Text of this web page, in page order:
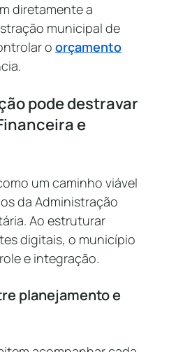
diretamente a
municipal de
o orçamento
pode destravar
e
um caminho viável
da Administração
Ao estruturar
digitais, o município
e integração.
planejamento e